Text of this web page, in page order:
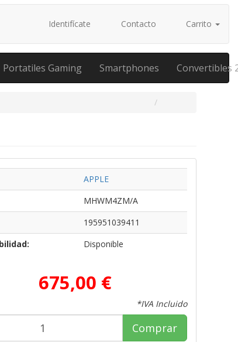
Identifícate Contacto Carrito
Portatiles Gaming Smartphones Convertibles
APPLE
MHWM4ZM/A
195951039411
Disponible
675,00 €
*IVA Incluido
Comprar